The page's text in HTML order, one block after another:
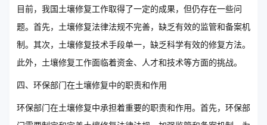
目前，我国土壤修复工作取得了一定的成果，但仍存在一些问
题。首先，土壤修复法律法规不完善，缺乏有效的监管和备案机
制。其次，土壤修复技术手段单一，缺乏科学有效的修复方法。
此外，土壤修复工作面临着资金、人才和技术等方面的挑战。
四、环保部门在土壤修复中的职责和作用
环保部门在土壤修复中承担着重要的职责和作用。首先，环保部